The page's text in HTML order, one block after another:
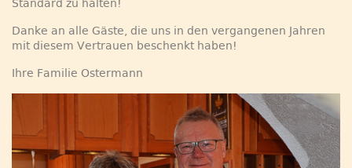
Standard zu halten!
Danke an alle Gäste, die uns in den vergangenen Jahren
mit diesem Vertrauen beschenkt haben!
Ihre Familie Ostermann